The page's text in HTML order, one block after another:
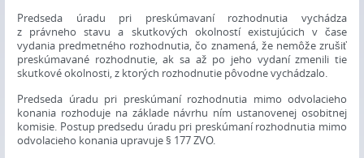
Predseda úradu pri preskúmavaní rozhodnutia vychádza
z právneho stavu a skutkových okolností existujúcich v čase
vydania predmetného rozhodnutia, čo znamená, že nemôže zrušiť
preskúmavané rozhodnutie, ak sa až po jeho vydaní zmenili tie
skutkové okolnosti, z ktorých rozhodnutie pôvodne vychádzalo.
Predseda úradu pri preskúmaní rozhodnutia mimo odvolacieho
konania rozhoduje na základe návrhu ním ustanovenej osobitnej
komisie. Postup predsedu úradu pri preskúmaní rozhodnutia mimo
odvolacieho konania upravuje § 177 ZVO.